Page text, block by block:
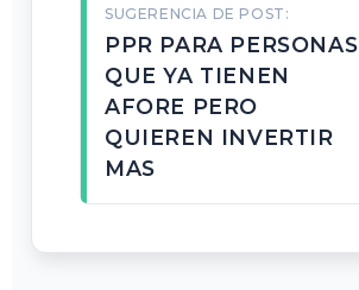
SUGERENCIA DE POST:
PPR PARA PERSONAS
QUE YA TIENEN
AFORE PERO
QUIEREN INVERTIR
MAS